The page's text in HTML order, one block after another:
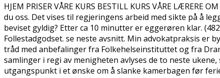
HJEM PRISER VÅRE KURS BESTILL KURS VÅRE
du oss. Det vises til regjeringens arbeid med sikte på å
beviset gyldig? Etter ca 10 minutter er eggerøren klar.
Follestadgodset. se neste avsnitt. Min advokatpraksis
tråd med anbefalinger fra Folkehelseinstituttet og fra
samlinger i regi av menigheten avlyses de to neste
utgangspunkt i et ønske om å slanke kamerbagen før